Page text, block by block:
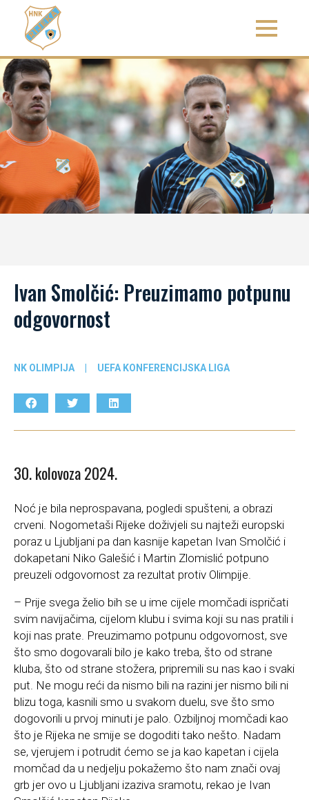
Ivan Smolčić: Preuzimamo potpunu
odgovornost
NK OLIMPIJA | UEFA KONFERENCIJSKA LIGA
30. kolovoza 2024.
Noć je bila neprospavana, pogledi spušteni, a obrazi
crveni. Nogometaši Rijeke doživjeli su najteži europski
poraz u Ljubljani pa dan kasnije kapetan Ivan Smolčić i
dokapetani Niko Galešić i Martin Zlomislić potpuno
preuzeli odgovornost za rezultat protiv Olimpije.
– Prije svega želio bih se u ime cijele momčadi ispričati
svim navijačima, cijelom klubu i svima koji su nas pratili i
koji nas prate. Preuzimamo potpunu odgovornost, sve
što smo dogovarali bilo je kako treba, što od strane
kluba, što od strane stožera, pripremili su nas kao i svaki
put. Ne mogu reći da nismo bili na razini jer nismo bili ni
blizu toga, kasnili smo u svakom duelu, sve što smo
dogovorili u prvoj minuti je palo. Ozbiljnoj momčadi kao
što je Rijeka ne smije se dogoditi tako nešto. Nadam
se, vjerujem i potrudit ćemo se ja kao kapetan i cijela
momčad da u nedjelju pokažemo što nam znači ovaj
grb jer ovo u Ljubljani izaziva sramotu, rekao je Ivan